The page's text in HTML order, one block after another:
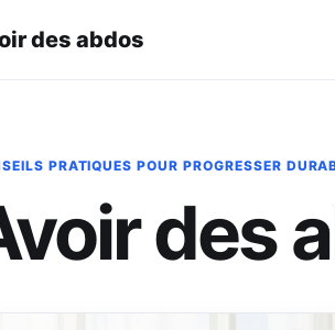
des abdos
PRATIQUES POUR PROGRESSER
des